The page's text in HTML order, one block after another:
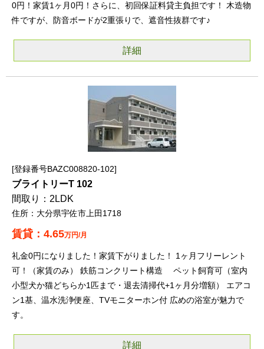
0円！家賃1ヶ月0円！さらに、初回保証料貸主負担です！ 木造物
件ですが、防音ボードが2重張りで、遮音性抜群です♪
詳細
登録番号BAZC008820-102
ブライトリーT 102
2LDK
大分県宇佐市上田1718
4.65万円/月
礼金0円になりました！家賃下がりました！ 1ヶ月フリーレント
可！（家賃のみ） 鉄筋コンクリート構造 ペット飼育可（室内
小型犬か猫どちらか1匹まで・退去清掃代+1ヶ月分増額） エアコ
ン1基、温水洗浄便座、TVモニターホン付 広めの浴室が魅力で
す。
詳細